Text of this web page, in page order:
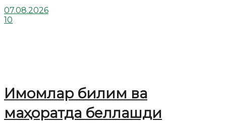
07.08.2026
10
Имомлар билим ва
маҳоратда беллашди